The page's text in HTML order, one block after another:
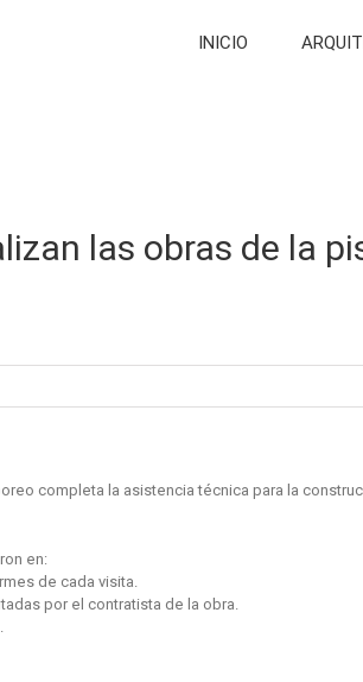
INICIO
las obras de la
completa la asistencia técnica para la
en:
de cada visita.
por el contratista de la obra.